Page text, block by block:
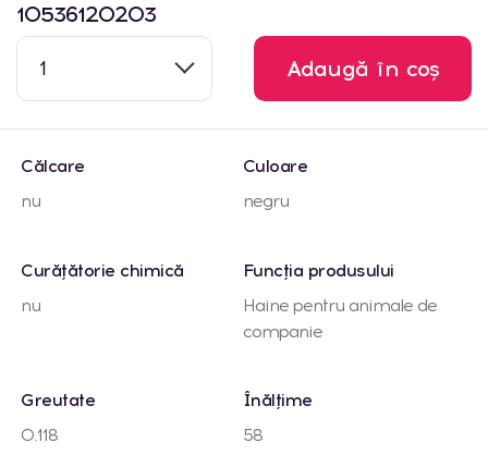
10536120203
1 Adaugă în coș
Călcare
nu
Culoare
negru
Curățătorie chimică
nu
Funcția produsului
Haine pentru animale de
companie
Greutate
0.118
Înălțime
58